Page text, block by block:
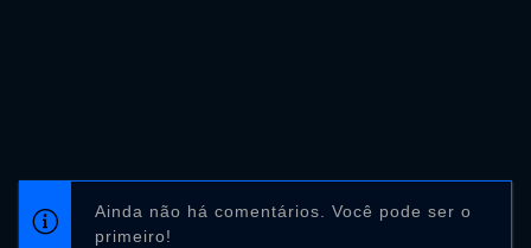
Ainda não há comentários. Você pode ser o
primeiro!